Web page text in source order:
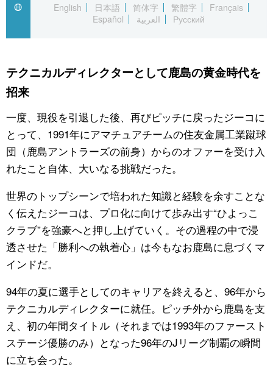
English
日本語 简体字 繁體字
Français
Español
العربية Русский
テクニカルディレクターとして鹿島の黄金時代を
招来
一度、現役を引退した後、再びピッチに戻ったジーコに
とって、1991年にアマチュアチームの住友金属工業蹴球
団（鹿島アントラーズの前身）からのオファーを受け入
れたこと自体、大いなる挑戦だった。
世界のトップシーンで培われた知識と経験を余すことな
く伝えたジーコは、プロ化に向けて歩み出す“ひよっこ
クラブ”を強豪へと押し上げていく。その過程の中で浸
透させた「勝利への執着心」は今もなお鹿島に息づくマ
インドだ。
94年の夏に選手としてのキャリアを終えると、96年から
テクニカルディレクターに就任。ピッチ外から鹿島を支
え、初の年間タイトル（それまでは1993年のファースト
ステージ優勝のみ）となった96年のJリーグ制覇の瞬間
に立ち会った。